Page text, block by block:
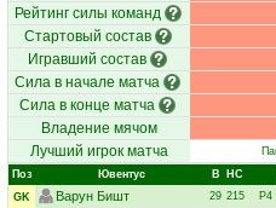
Рейтинг силы команд
Стартовый состав
Игравший состав
Сила в начале матча
Сила в конце матча
Владение мячом
Лучший игрок матча
Поз Ювентус В НC
GK
Варун Бишт 29 215 Р4